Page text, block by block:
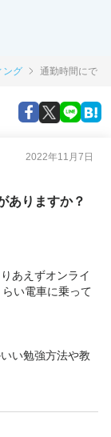
ング 通勤時間にでき
2022年11月7日
ありますか？
あえずオンライ
い電車に乗って
い勉強方法や教